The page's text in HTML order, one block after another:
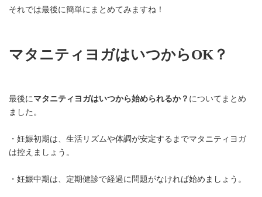
それでは最後に簡単にまとめてみますね！
マタニティヨガはいつからOK？
最後にマタニティヨガはいつから始められるか？ についてまとめ
ました。
・妊娠初期は、生活リズムや体調が安定するまでマタニティヨガ
は控えましょう。
・妊娠中期は、定期健診で経過に問題がなければ始めましょう。